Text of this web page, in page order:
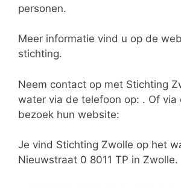
personen.
Meer informatie vind u op de
stichting.
Neem contact op met Stichting
water via de telefoon op: . Of via
bezoek hun website:
Je vind Stichting Zwolle op het
Nieuwstraat 0 8011 TP in Zwolle.